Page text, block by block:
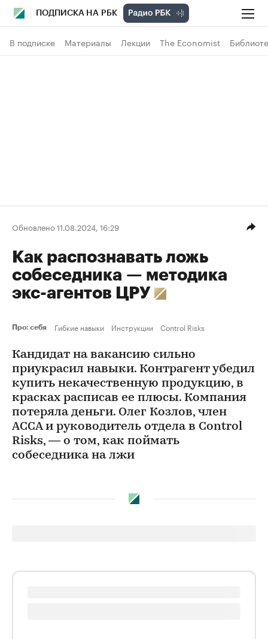
ПОДПИСКА НА РБК
В подписке Материалы Лекции The Economist
Обновлено 11.08.2024, 16:29
Как распознавать ложь
собеседника — методика
экс-агентов ЦРУ
Про: себя Гибкие навыки Инструкции Control Risks
Кандидат на вакансию сильно
приукрасил навыки. Контрагент убедил
купить некачественную продукцию, в
красках расписав ее плюсы. Компания
потеряла деньги. Олег Козлов, член
АССА и руководитель отдела в Control
Risks, — о том, как поймать
собеседника на лжи